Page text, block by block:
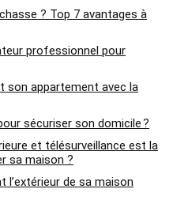
? Top 7 avantages à
professionnel pour
son appartement avec la
sécuriser son domicile ?
et télésurveillance est la
sa maison ?
de sa maison